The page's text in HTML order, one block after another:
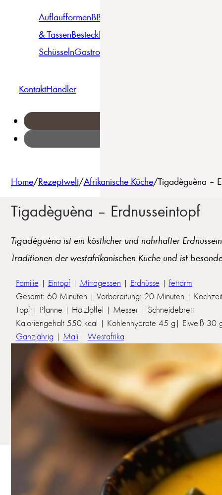
AuflaufformenBBQ
& TassenBesteckBowls &
SchüsselnGastro
KontaktHändler
Home/Rezeptwelt/Afrikanische Küche/Tigadèguèna –
Tigadèguèna – Erdnusseintopf
Tigadèguèna ist ein köstlicher und nahrhafter
Traditionen der westafrikanischen Küche und ist
Familie | Eintopf| Mittagessen | Erdnüsse | fettarm
Gesamt: 60 Minuten | Vorbereitung: 20 Minuten |
Topf | Pfanne | Holzlöffel | Messer | Schneidebrett
Kaloriengehalt 550 kcal | Kohlenhydrate 45 g| Eiweiß 30
Ganzjährig | Mali| Westafrika